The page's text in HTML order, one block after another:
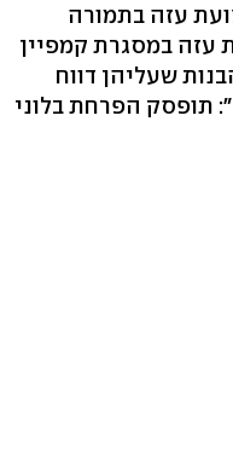
עזה בתמורה
עזה במסגרת קמפיין
שעליהן דווח
תופסק הפרחת בלוני